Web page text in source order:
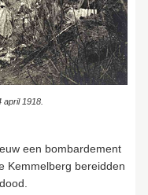
1918.
een bombardement
Kemmelberg bereidden